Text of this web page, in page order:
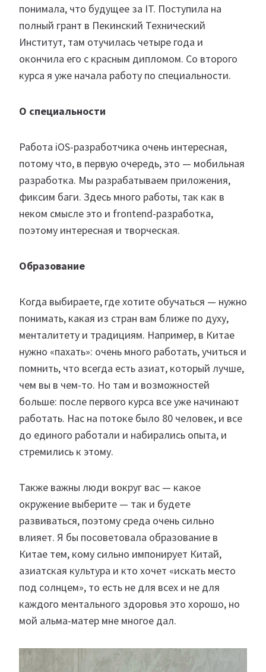
понимала, что будущее за IT. Поступила на
полный грант в Пекинский Технический
Институт, там отучилась четыре года и
окончила его с красным дипломом. Со второго
курса я уже начала работу по специальности.
О специальности
Работа iOS-разработчика очень интересная,
потому что, в первую очередь, это — мобильная
разработка. Мы разрабатываем приложения,
фиксим баги. Здесь много работы, так как в
неком смысле это и frontend-разработка,
поэтому интересная и творческая.
Образование
Когда выбираете, где хотите обучаться — нужно
понимать, какая из стран вам ближе по духу,
менталитету и традициям. Например, в Китае
нужно «пахать»: очень много работать, учиться и
помнить, что всегда есть азиат, который лучше,
чем вы в чем-то. Но там и возможностей
больше: после первого курса все уже начинают
работать. Нас на потоке было 80 человек, и все
до единого работали и набирались опыта, и
стремились к этому.
Также важны люди вокруг вас — какое
окружение выберите — так и будете
развиваться, поэтому среда очень сильно
влияет. Я бы посоветовала образование в
Китае тем, кому сильно импонирует Китай,
азиатская культура и кто хочет «искать место
под солнцем», то есть не для всех и не для
каждого ментального здоровья это хорошо, но
мой альма-матер мне многое дал.